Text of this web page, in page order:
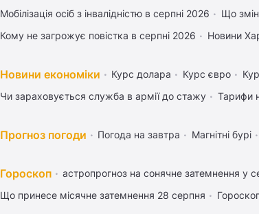
Мобілізація осіб з інвалідністю в серпні 2026
Що
Кому не загрожує повістка в серпні 2026
Новини
Новини економіки Курс долара Курс євро
Чи зараховується служба в армії до стажу
Тарифи
Прогноз погоди Погода на завтра Магнітні бурі
Гороскоп астропрогноз на сонячне затемнення у
Що принесе місячне затемнення 28 серпня